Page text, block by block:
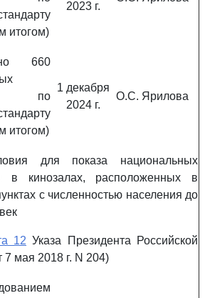
итогом)
2023 г.
660
по
итогом)
1 декабря
2024 г.
О.С. Ярилова
для показа национальных
в кинозалах, расположенных в
с численностью населения до
12 Указа Президента Российской
7 мая 2018 г. N 204)